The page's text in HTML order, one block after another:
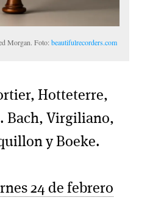
Morgan. Foto:beautifulrecorders.com
Hotteterre,
Bach, Virgiliano,
y Boeke.
24 de febrero